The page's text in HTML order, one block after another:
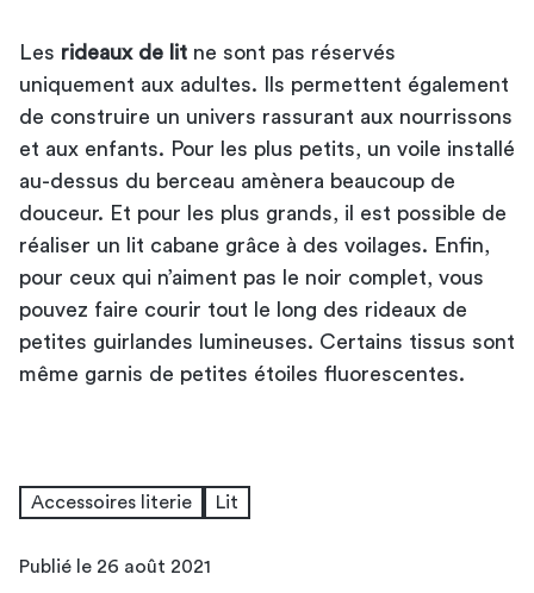
Les rideaux de lit ne sont pas réservés
uniquement aux adultes. Ils permettent également
de construire un univers rassurant aux nourrissons
et aux enfants. Pour les plus petits, un voile installé
au-dessus du berceau amènera beaucoup de
douceur. Et pour les plus grands, il est possible de
réaliser un lit cabane grâce à des voilages. Enfin,
pour ceux qui n’aiment pas le noir complet, vous
pouvez faire courir tout le long des rideaux de
petites guirlandes lumineuses. Certains tissus sont
même garnis de petites étoiles fluorescentes.
Accessoires literie Lit
Publié le 26 août 2021